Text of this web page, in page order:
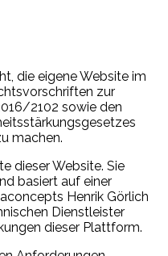
die eigene Website im
zur
2102 sowie den
machen.
dieser Website. Sie
basiert auf einer
Henrik Görlich
Dienstleister
dieser Plattform.